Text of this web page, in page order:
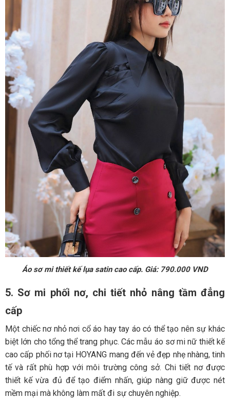
Áo sơ mi thiết kế lụa satin cao cấp. Giá: 790.000 VND
5. Sơ mi phối nơ, chi tiết nhỏ nâng tầm đẳng
cấp
Một chiếc nơ nhỏ nơi cổ áo hay tay áo có thể tạo nên sự khác
biệt lớn cho tổng thể trang phục. Các mẫu áo sơ mi nữ thiết kế
cao cấp phối nơ tại HOYANG mang đến vẻ đẹp nhẹ nhàng, tinh
tế và rất phù hợp với môi trường công sở. Chi tiết nơ được
thiết kế vừa đủ để tạo điểm nhấn, giúp nàng giữ được nét
mềm mại mà không làm mất đi sự chuyên nghiệp.